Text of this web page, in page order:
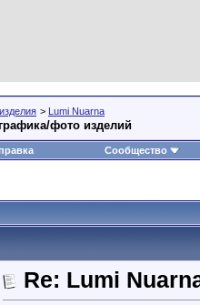
> Lumi Nuarna
фото изделий
Сообщество
Re: Lumi